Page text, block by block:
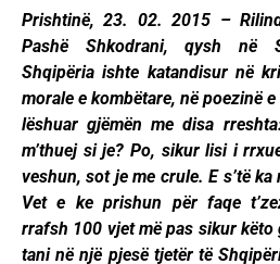
Prishtinë, 23. 02. 2015 –
Pashë Shkodrani, qysh në
Shqipëria ishte katandisur në
morale e kombëtare, në poezinë
lëshuar gjëmën me disa
m’thuej si je? Po, sikur lisi i
veshun, sot je me crule. E s’të ka
Vet e ke prishun për faqe
rrafsh 100 vjet më pas sikur këto
tani në një pjesë tjetër të